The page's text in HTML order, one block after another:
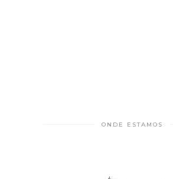
ONDE ESTAMOS